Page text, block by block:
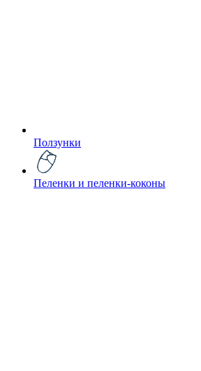
Ползунки
Пеленки и пеленки-коконы